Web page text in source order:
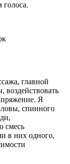
главной
воздействовать
Я
спинного
смесь
в них одного,